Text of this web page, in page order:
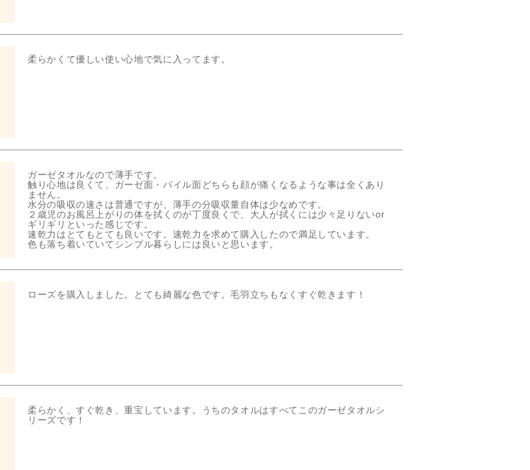
ガーゼタオルなので薄手です。
触り心地は良くて、ガーゼ面・パイル面どちらも顔が痛くなるような事は全くあり
ません。
水分の吸収の速さは普通ですが、薄手の分吸収量自体は少なめです。
２歳児のお風呂上がりの体を拭くのが丁度良くで、大人が拭くには少々足りないor
ギリギリといった感じです。
速乾力はとてもとても良いです。速乾力を求めて購入したので満足しています。
色も落ち着いていてシンプル暮らしには良いと思います。
ローズを購入しました。とても綺麗な色です。毛羽立ちもなくすぐ乾きます！
柔らかく、すぐ乾き、重宝しています。うちのタオルはすべてこのガーゼタオルシ
リーズです！